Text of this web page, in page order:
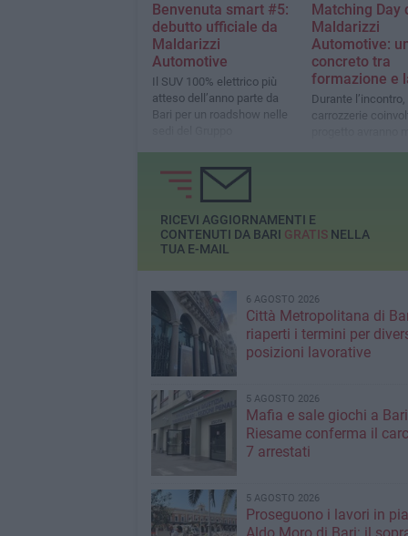
Benvenuta smart #5:
debutto ufficiale da
Maldarizzi
Automotive
Il SUV 100% elettrico più
atteso dell’anno parte da
Bari per un roadshow nelle
Matching Day
Maldarizzi
Automotive:
concreto tra
formazione e
Durante l’incontro,
carrozzerie
progetto avranno
RICEVI AGGIORNAMENTI E
CONTENUTI DA BARI GRATISNELLA
TUA E-MAIL
6 AGOSTO 2026
Città Metropolitana di
riaperti i termini per
posizioni lavorative
5 AGOSTO 2026
Mafia e sale giochi a
Riesame conferma il
7 arrestati
5 AGOSTO 2026
Proseguono i lavori in